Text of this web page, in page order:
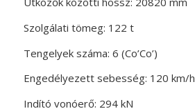
Szolgálati tömeg: 122 t
Tengelyek száma: 6 (Co’Co’)
Engedélyezett sebesség: 120 km/h
Indító vonóerő: 294 kN